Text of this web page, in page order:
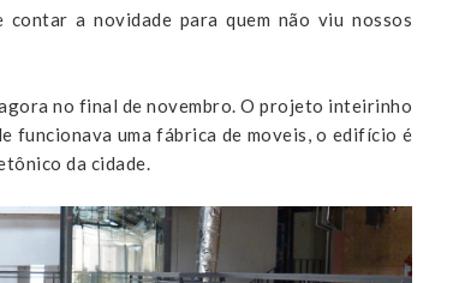
a novidade para quem não viu nossos
no final de novembro. O projeto inteirinho
funcionava uma fábrica de moveis, o edifício é
da cidade.